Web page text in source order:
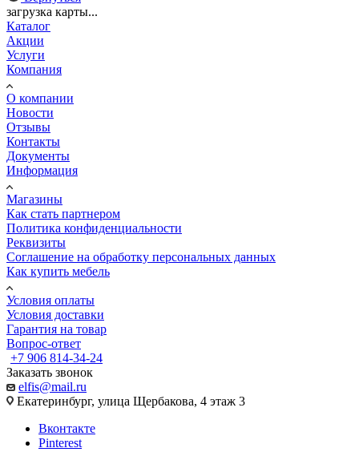
загрузка карты...
Каталог
Акции
Услуги
Компания
О компании
Новости
Отзывы
Контакты
Документы
Информация
Магазины
Как стать партнером
Политика конфиденциальности
Реквизиты
Соглашение на обработку персональных данных
Как купить мебель
Условия оплаты
Условия доставки
Гарантия на товар
Вопрос-ответ
+7 906 814-34-24
Заказать звонок
elfis@mail.ru
Екатеринбург, улица Щербакова, 4 этаж 3
Вконтакте
Pinterest